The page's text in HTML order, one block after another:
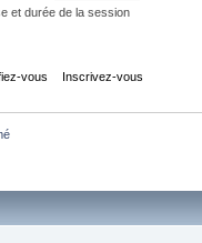
et durée de la session
vous Inscrivez-vous